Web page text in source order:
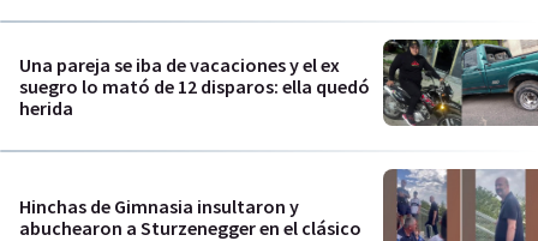
Una pareja se iba de vacaciones y el ex
suegro lo mató de 12 disparos: ella quedó
herida
Hinchas de Gimnasia insultaron y
abuchearon a Sturzenegger en el clásico